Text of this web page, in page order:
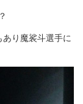
り魔裟斗選手に